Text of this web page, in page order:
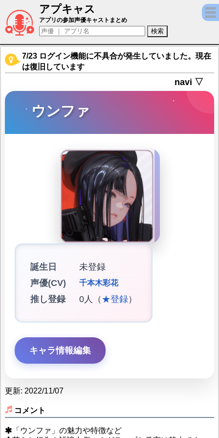
アプキャス
ウンファ（声優：千本木彩花)【勝利の女神
アプリの参加声優キャストまとめ
7/23 ログイン機能に不具合が発生していました。現在
は復旧しています
navi ▽
ウンファ
誕生日
未登録
声優(CV)
千本木彩花
推し登録 0人（ ★登録）
キャラ情報編集
更新: 2022/11/07
コメント
「ウンファ」の魅力や特徴など